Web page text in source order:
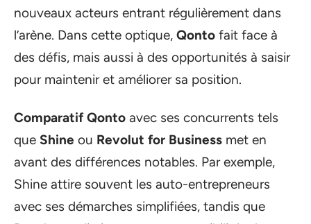
nouveaux acteurs entrant régulièrement dans
l’arène. Dans cette optique, Qonto fait face à
des défis, mais aussi à des opportunités à saisir
pour maintenir et améliorer sa position.
Comparatif Qonto avec ses concurrents tels
que Shine ou Revolut for Business met en
avant des différences notables. Par exemple,
Shine attire souvent les auto-entrepreneurs
avec ses démarches simplifiées, tandis que